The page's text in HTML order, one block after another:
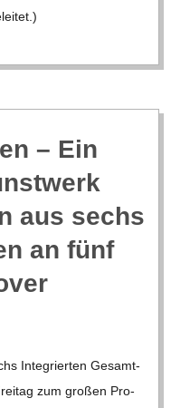
– Ein
aus sechs
an fünf
Inte­grier­ten Gesamt­
zum gro­ßen Pro­­